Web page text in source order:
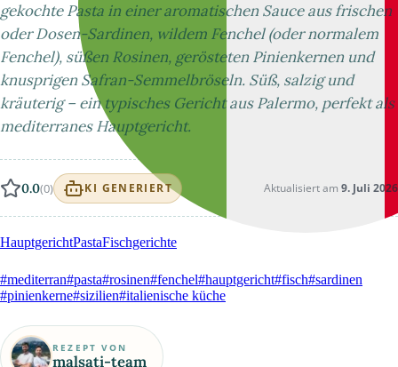
gekochte Pasta in einer aromatischen Sauce aus frischen
oder Dosen-Sardinen, wildem Fenchel (oder normalem
Fenchel), süßen Rosinen, gerösteten Pinienkernen und
knusprigen Safran-Semmelbröseln. Süß, salzig und
kräuterig – ein typisches Gericht aus Palermo, perfekt als
mediterranes Hauptgericht.
0.0(0) KI GENERIERT Aktualisiert am 9. Juli 2026
HauptgerichtPastaFischgerichte
#mediterran#pasta#rosinen#fenchel#hauptgericht#fisch#sardinen
#pinienkerne#sizilien#italienische küche
REZEPT VON
malsati-team